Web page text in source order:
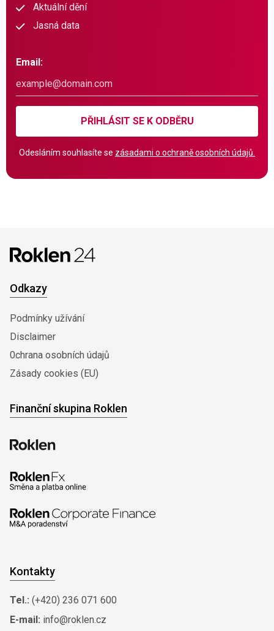
Aktuální dění
Jasná data
Email:
PŘIHLÁSIT SE K ODBĚRU
Odesláním souhlasíte se zásadami o ochraně osobních údajů.
Odkazy
Podmínky užívání
Disclaimer
0chrana osobních údajů
Zásady cookies (EU)
Finanční skupina Roklen
Kontakty
Tel.: (+420) 236 071 600
E-mail: info@roklen.cz